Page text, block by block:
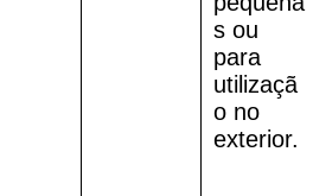
s ou
para
utilizaçã
o no
exterior.